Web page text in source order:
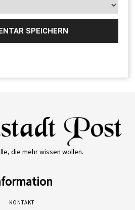
die mehr wissen wollen.
KONTAKT